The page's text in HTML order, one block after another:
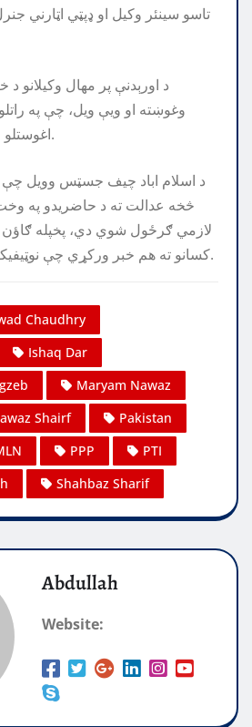
تاسو سينئر وکيل او ډپټي اټارني
د اورېدنې پر مهال وکيلانو د
وغوښته او ويې ويل، چې په
اغوستلو محکمې ته حاضرېږي.
څخه عدالت ته د حاضريدو په
لازمي ګرځول شوي دي، پخپله
کسانو ته هم خبر ورکړي چې نوټيفيکيشن يې نه وي ليدلى.
Chaudhry
Ishaq Dar
Maryam Nawaz
Shairf
Pakistan
PPP
PTI
Shahbaz Sharif
Abdullah
Website: